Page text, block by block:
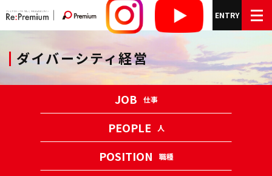
ENTRY
ダイバーシティ経営
JOB 仕事
PEOPLE 人
POSITION 職種